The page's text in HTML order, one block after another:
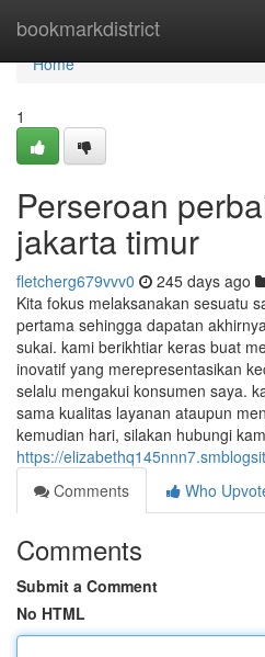
bookmarkdistrict
Home
Home
1
Perseroan
jakarta timur
fletcherg679vvv0 245 days ago
Kita fokus melaksanakan sesuatu
pertama sehingga dapatan
sukai. kami berikhtiar keras buat
inovatif yang merepresentasikan
selalu mengakui konsumen saya.
sama kualitas layanan ataupun
kemudian hari, silakan hubungi
https://
Comments
Who
Comments
Submit a Comment
No HTML